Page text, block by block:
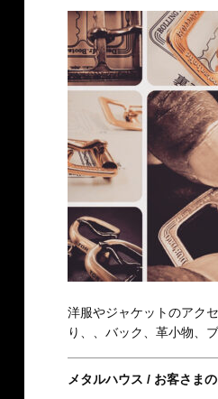
洋服やジャケットのアク
り、、バック、革小物、
メタルハウス / お客さま